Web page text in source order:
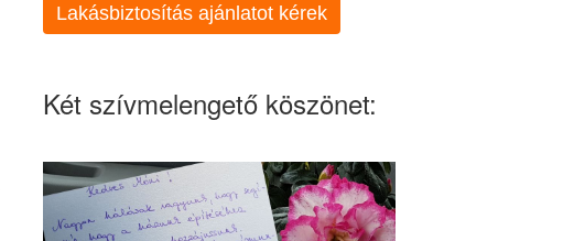
Lakásbiztosítás ajánlatot kérek
Két szívmelengető köszönet: